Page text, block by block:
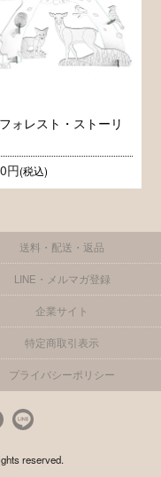
ォレスト・ストーリ
円(税込)
送料・配送・返品
LINE・メルマガ登録
企業サイト
特定商取引表示
プライバシーポリシー
reserved.